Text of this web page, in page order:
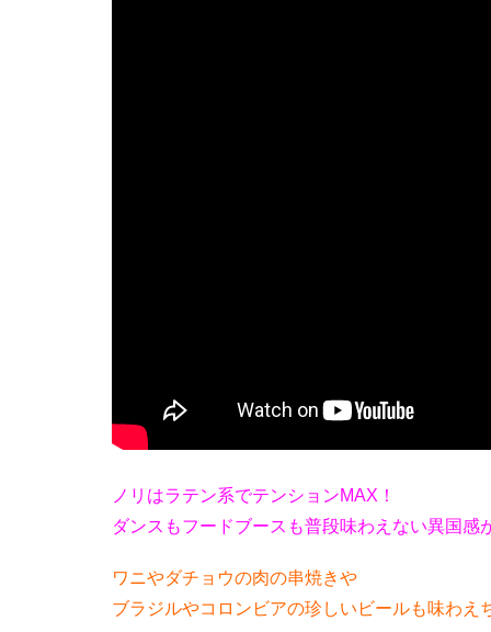
ノリはラテン系でテンションMAX！
ダンスもフードブースも普段味わえない異国感
ワニやダチョウの肉の串焼きや
ブラジルやコロンビアの珍しいビールも味わえ